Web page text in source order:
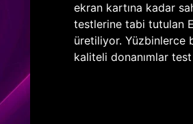
ekran kartına kadar
testlerine tabi tutulan
üretiliyor. Yüzbinlerce
kaliteli donanımlar